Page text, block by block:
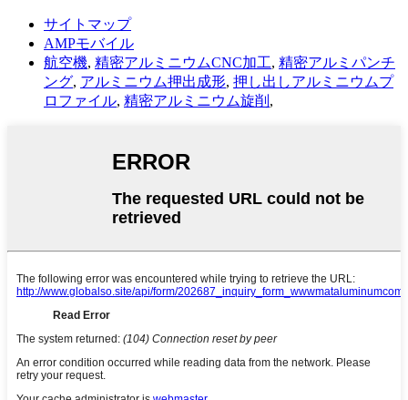
サイトマップ
AMPモバイル
航空機, 精密アルミニウムCNC加工, 精密アルミパンチ
ング, アルミニウム押出成形, 押し出しアルミニウムプ
ロファイル, 精密アルミニウム旋削 ,